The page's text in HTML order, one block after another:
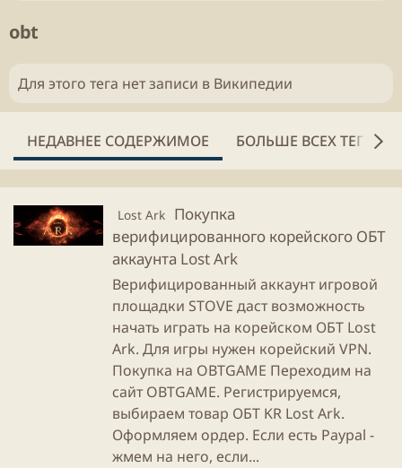
obt
Для этого тега нет записи в Википедии
НЕДАВНЕЕ СОДЕРЖИМОЕ БОЛЬШЕ ВСЕХ ТЕГОВ
Lost Ark Покупка
верифицированного корейского ОБТ
аккаунта Lost Ark
Верифицированный аккаунт игровой
площадки STOVE даст возможность
начать играть на корейском ОБТ Lost
Ark. Для игры нужен корейский VPN.
Покупка на OBTGAME Переходим на
сайт OBTGAME. Регистрируемся,
выбираем товар ОБТ KR Lost Ark.
Оформляем ордер. Если есть Paypal -
жмем на него, если...